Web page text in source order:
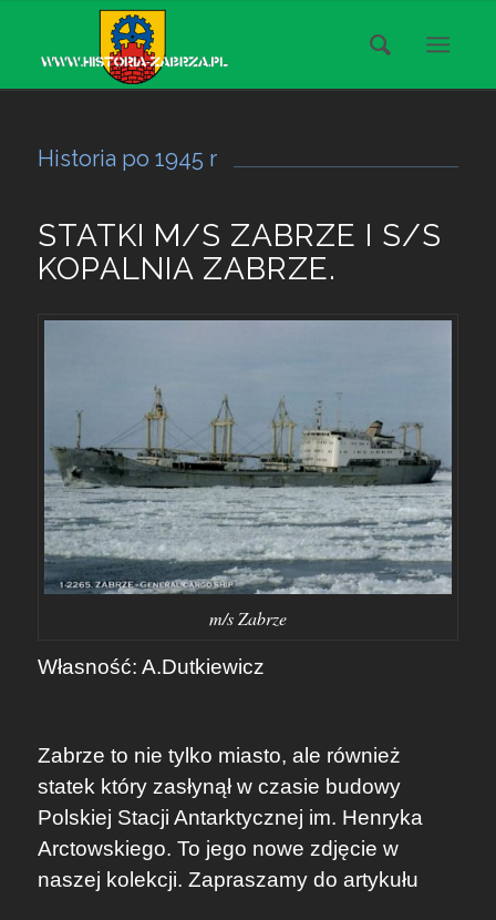
Historia po 1945 r
STATKI M/S ZABRZE I S/S
KOPALNIA ZABRZE.
m/s Zabrze
Własność: A.Dutkiewicz
Zabrze to nie tylko miasto, ale również
statek który zasłynął w czasie budowy
Polskiej Stacji Antarktycznej im. Henryka
Arctowskiego. To jego nowe zdjęcie w
naszej kolekcji. Zapraszamy do artykułu